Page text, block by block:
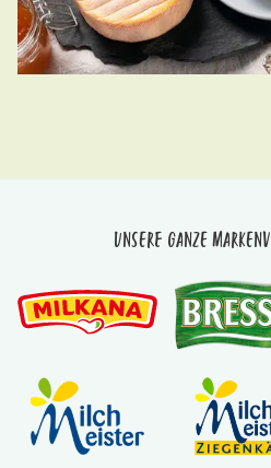
Unsere ganze